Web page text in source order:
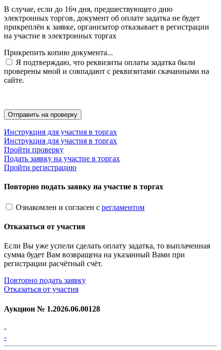
В случае, если до 16ч дня, предшествующего дню
электронных торгов, документ об оплате задатка не будет
прикреплён к заявке, организатор отказывает в регистрации
на участие в электронных торгах
Прикрепить копию документа...
Я подтверждаю, что реквизиты оплаты задатка были
проверены мной и совпадают с реквизитами скачанными на
сайте.
Инструкция для участия в торгах
Инструкция для участия в торгах
Пройти проверку
Подать заявку на участие в торгах
Пройти регистрацию
Повторно подать заявку на участие в торгах
Ознакомлен и согласен с регламентом
Отказаться от участия
Если Вы уже успели сделать оплату задатка, то выплаченная
сумма будет Вам возвращена на указанный Вами при
регистрации расчётный счёт.
Повторно подать заявку
Отказаться от участия
Аукцион № 1.2026.06.00128
-
-